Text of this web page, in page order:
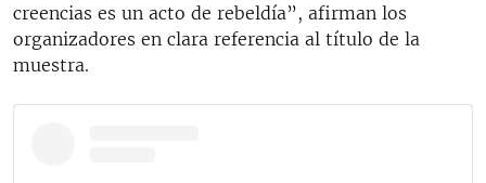
creencias es un acto de rebeldía”, afirman los
organizadores en clara referencia al título de la
muestra.